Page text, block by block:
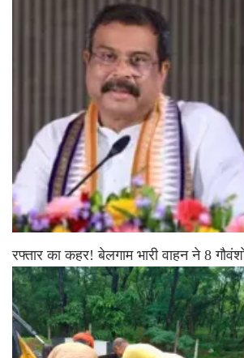
रफ्तार का कहर! बेलगाम भारी वाहन ने 8